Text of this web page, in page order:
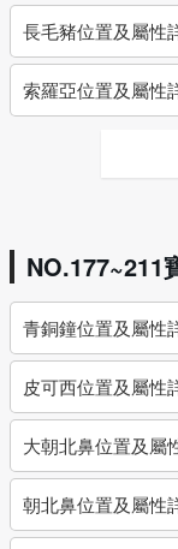
長毛豬位置及屬性
索羅亞位置及屬性
NO.177~211
青銅鐘位置及屬性
皮可西位置及屬性
大朝北鼻位置及屬
朝北鼻位置及屬性